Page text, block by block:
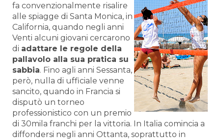
fa convenzionalmente risalire
alle spiagge di Santa Monica, in
California, quando negli anni
Venti alcuni giovani cercarono
di adattare le regole della
pallavolo alla sua pratica su
sabbia. Fino agli anni Sessanta,
però, nulla di ufficiale venne
sancito, quando in Francia si
disputò un torneo
professionistico con un premio
di 30mila franchi per la vittoria. In Italia comincia a
diffondersi negli anni Ottanta, soprattutto in